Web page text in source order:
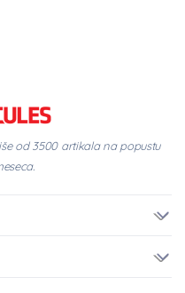
od 3500 artikala na popustu